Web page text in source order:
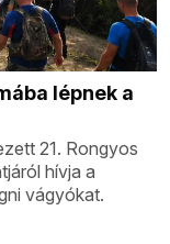
lépnek a
21. Rongyos
hívja a
vágyókat.